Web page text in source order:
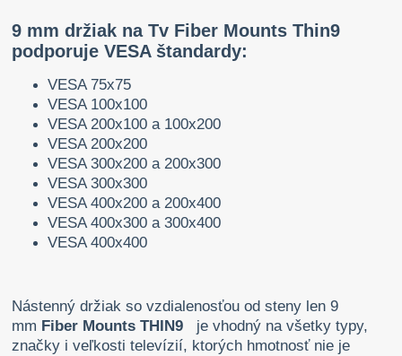
9 mm držiak na Tv Fiber Mounts Thin9
podporuje VESA štandardy:
VESA 75x75
VESA 100x100
VESA 200x100 a 100x200
VESA 200x200
VESA 300x200 a 200x300
VESA 300x300
VESA 400x200 a 200x400
VESA 400x300 a 300x400
VESA 400x400
Nástenný držiak so vzdialenosťou od steny len 9
mm Fiber Mounts THIN9 je vhodný na všetky typy,
značky i veľkosti televízií, ktorých hmotnosť nie je